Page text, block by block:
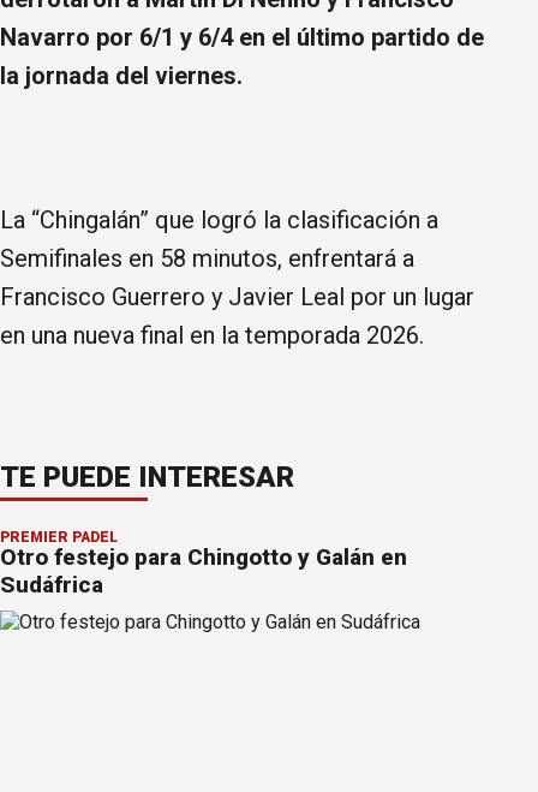
Navarro por 6/1 y 6/4 en el último partido de
la jornada del viernes.
La “Chingalán” que logró la clasificación a
Semifinales en 58 minutos, enfrentará a
Francisco Guerrero y Javier Leal por un lugar
en una nueva final en la temporada 2026.
TE PUEDE INTERESAR
PREMIER PÁDEL
Otro festejo para Chingotto y Galán en
Sudáfrica